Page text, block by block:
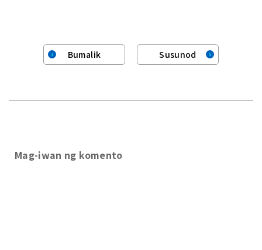
Bumalik Susunod
Mag-iwan ng komento